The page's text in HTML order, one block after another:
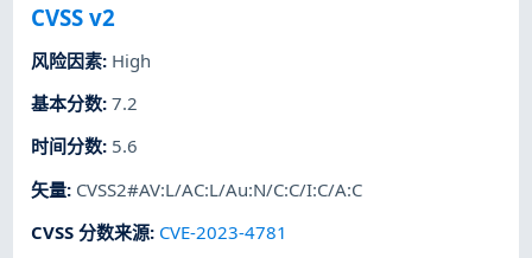
CVSS v2
风险因素: High
基本分数:7.2
时间分数: 5.6
矢量: CVSS2#AV:L/AC:L/Au:N/C:C/I:C/A:C
CVSS 分数来源: CVE-2023-4781